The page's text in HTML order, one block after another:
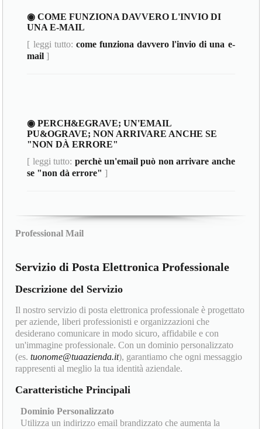
◉ COME FUNZIONA DAVVERO L'INVIO DI
UNA E-MAIL
[ leggi tutto: come funziona davvero l'invio di una e-
mail ]
◉ PERCH&EGRAVE; UN'EMAIL
PU&OGRAVE; NON ARRIVARE ANCHE SE
"NON DÀ ERRORE"
[ leggi tutto: perchè un'email può non arrivare anche
se "non dà errore" ]
Professional Mail
Servizio di Posta Elettronica Professionale
Descrizione del Servizio
Il nostro servizio di posta elettronica professionale è progettato
per aziende, liberi professionisti e organizzazioni che
desiderano comunicare in modo sicuro, affidabile e con
un'immagine professionale. Con un dominio personalizzato
(es.tuonome@tuaazienda.it), garantiamo che ogni messaggio
rappresenti al meglio la tua identità aziendale.
Caratteristiche Principali
Dominio Personalizzato
Utilizza un indirizzo email brandizzato che aumenta la